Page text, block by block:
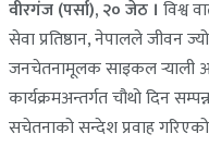
वीरगंज (पर्सा), २० जेठ । विश्व
सेवा प्रतिष्ठान, नेपालले जीवन
जनचेतनामूलक साइकल र्‍याली
कार्यक्रमअन्तर्गत चौथो दिन
सचेतनाको सन्देश प्रवाह गरिएको